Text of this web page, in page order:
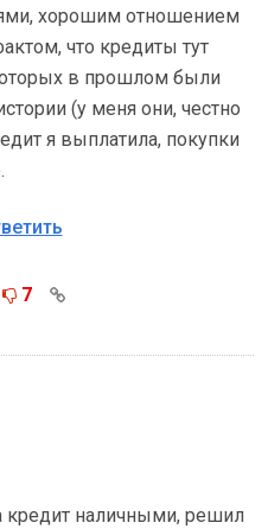
хорошим отношением
что кредиты тут
в прошлом были
(у меня они, честно
я выплатила, покупки
7
кредит наличными, решил